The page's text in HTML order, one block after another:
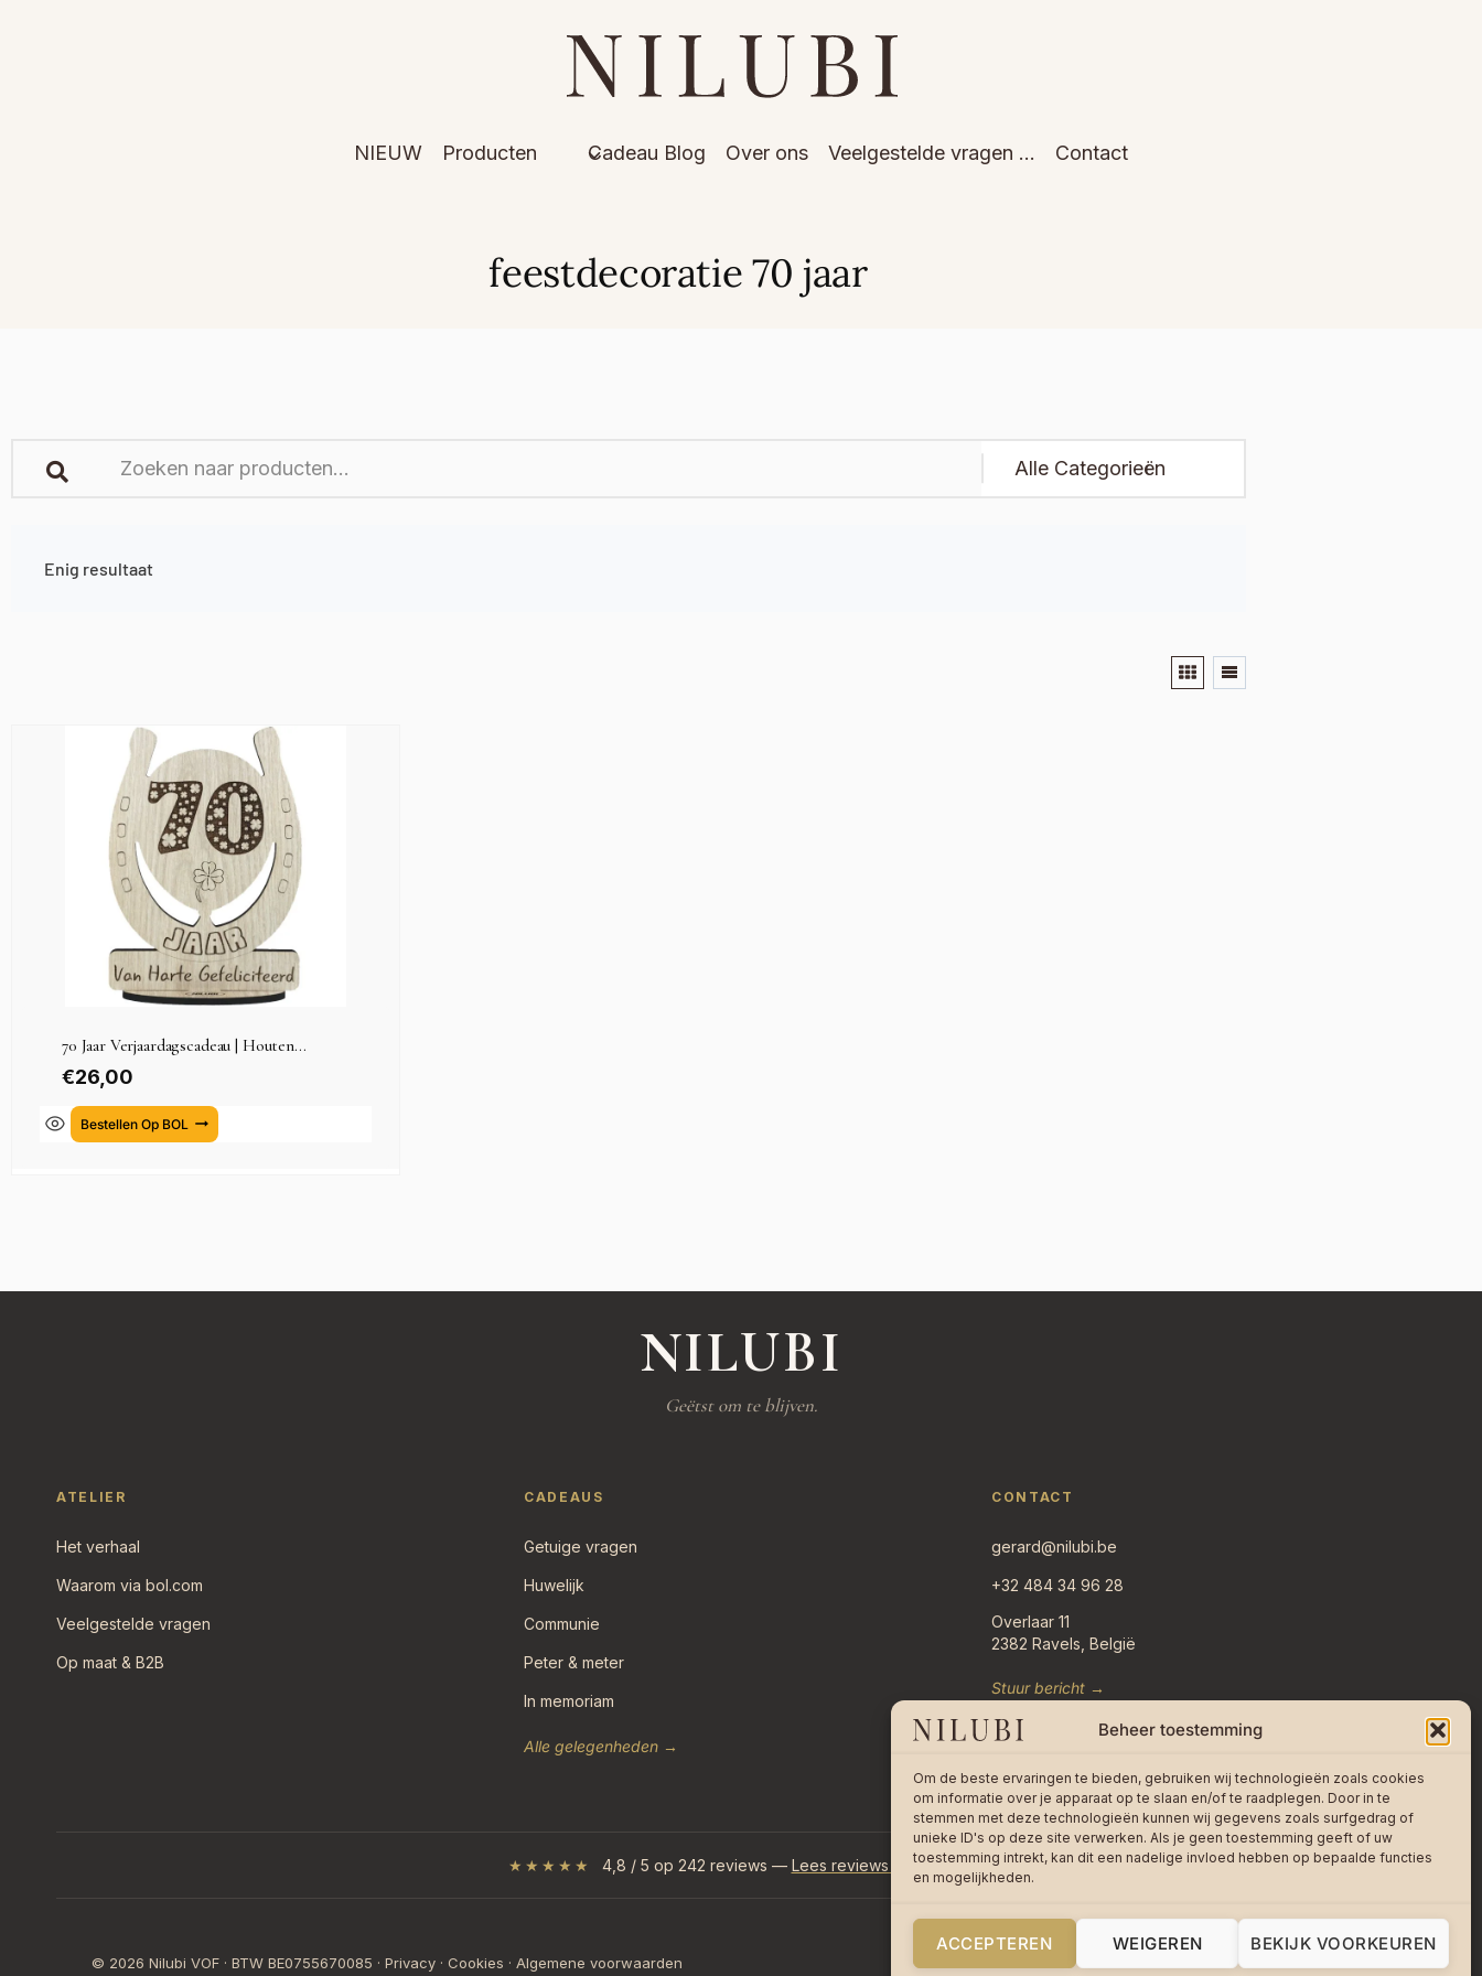
Beheer toestemming
Om de beste ervaringen te bieden, gebruiken wij technologieën zoals cookies
om informatie over je apparaat op te slaan en/of te raadplegen. Door in te
stemmen met deze technologieën kunnen wij gegevens zoals surfgedrag of
unieke ID's op deze site verwerken. Als je geen toestemming geeft of uw
toestemming intrekt, kan dit een nadelige invloed hebben op bepaalde functies
en mogelijkheden.
ACCEPTEREN WEIGEREN BEKIJK VOORKEUREN
NIEUW Producten Cadeau Blog Over ons Veelgestelde vragen … Contact
feestdecoratie 70 jaar
Enig resultaat
70 Jaar Verjaardagscadeau | Houten...
€26,00
Bestellen Op BOL
NILUBI
Geëtst om te blijven.
ATELIER
Het verhaal
Waarom via bol.com
Veelgestelde vragen
Op maat & B2B
CADEAUS
Getuige vragen
Huwelijk
Communie
Peter & meter
In memoriam
Alle gelegenheden →
CONTACT
gerard@nilubi.be
+32 484 34 96 28
Overlaar 11
2382 Ravels, België
Stuur bericht →
★★★★★ 4,8 / 5 op 242 reviews — Lees reviews op bol.com
© 2026 Nilubi VOF · BTW BE0755670085 · Privacy · Cookies · Algemene voorwaarden Made with care in Poppel